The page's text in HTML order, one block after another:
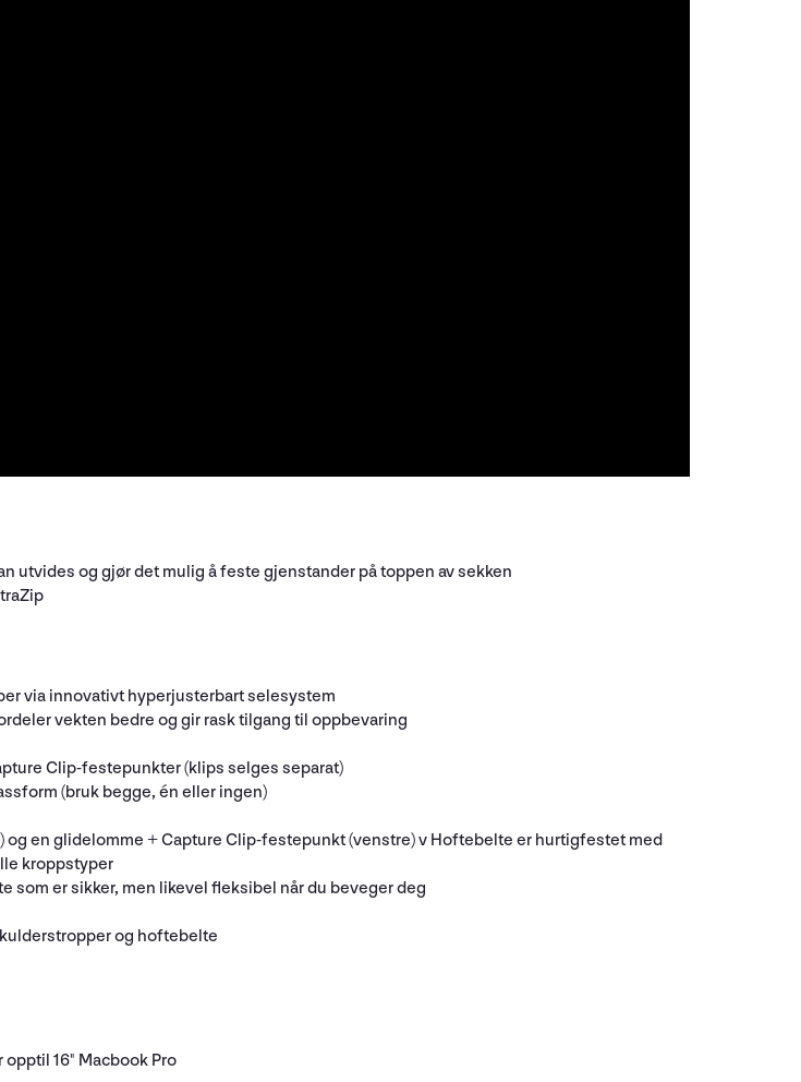
utvides og gjør det mulig å feste gjenstander på toppen av sekken
via innovativt hyperjusterbart selesystem
vekten bedre og gir rask tilgang til oppbevaring
Clip-festepunkter (klips selges separat)
(bruk begge, én eller ingen)
en glidelomme + Capture Clip-festepunkt (venstre) v Hoftebelte er hurtigfestet med
kroppstyper
er sikker, men likevel fleksibel når du beveger deg
og hoftebelte
16" Macbook Pro